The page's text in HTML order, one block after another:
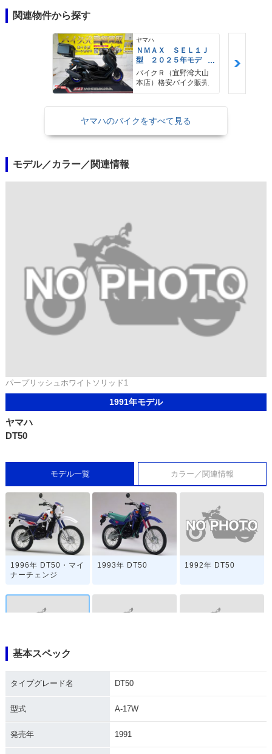
関連物件から探す
ヤマハ
ＮＭＡＸ ＳＥＬ１Ｊ
型 ２０２５年モデ
ル ＡＢＳ キーレ
ス リアキャリア リ
アＢＯＸ
バイクＲ（宜野湾大山
本店）格安バイク販売
ヤマハのバイクをすべて見る
モデル／カラー／関連情報
パープリッシュホワイトソリッド1
1991年モデル
ヤマハ
DT50
モデル一覧 カラー／関連情報
1996年 DT50・マイ
ナーチェンジ
1993年 DT50 1992年 DT50
基本スペック
タイプグレード名 DT50
型式 A-17W
発売年 1991